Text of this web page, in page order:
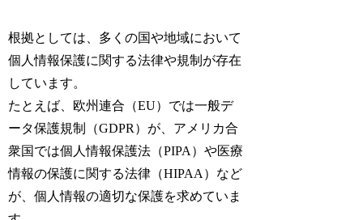
根拠としては、多くの国や地域において
個人情報保護に関する法律や規制が存在
しています。
たとえば、欧州連合（EU）では一般デ
ータ保護規制（GDPR）が、アメリカ合
衆国では個人情報保護法（PIPA）や医療
情報の保護に関する法律（HIPAA）など
が、個人情報の適切な保護を求めていま